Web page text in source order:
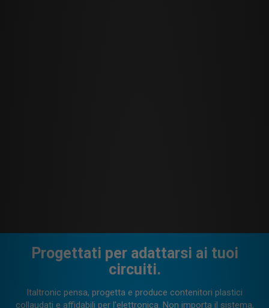
Dove c'è l'elettronica.
Siamo presenti ovunque sia necessario proteggere una rete, un
sistema elettronico e le sue connessioni all’interno di un
edificio o di una casa. In altre parole, “vestiamo” le applicazioni